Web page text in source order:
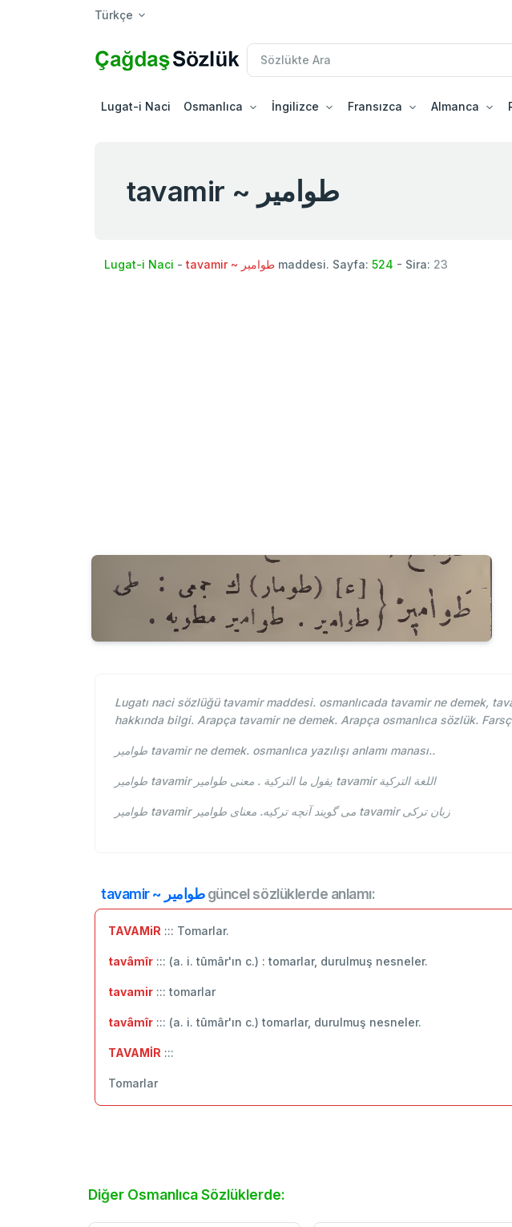
Türkçe
Lugat-i Naci Osmanlıca İngilizce Fransızca Almanca
tavamir ~ طوامير
Lugat-i Naci - tavamir ~ طوامير maddesi. Sayfa: 524 - Sira: 23
Lugatı naci sözlüğü tavamir maddesi. osmanlıcada tavamir ne demek,
hakkında bilgi. Arapça tavamir ne demek. Arapça osmanlıca sözlük.
طوامير tavamir ne demek. osmanlıca yazılışı anlamı manası..
طوامير tavamir يقول ما التركية . معنى طوامير tavamir اللغة التركية
طوامير tavamir می گویند آنچه ترکیه. معنای طوامير tavamir زبان ترکی
tavamir ~ طواميرgüncel sözlüklerde anlamı:
TAVAMiR ::: Tomarlar.
tavâmîr ::: (a. i. tûmâr'ın c.) : tomarlar, durulmuş nesneler.
tavamir ::: tomarlar
tavâmîr ::: (a. i. tûmâr'ın c.) tomarlar, durulmuş nesneler.
TAVAMİR :::
Tomarlar
Diğer Osmanlıca Sözlüklerde: